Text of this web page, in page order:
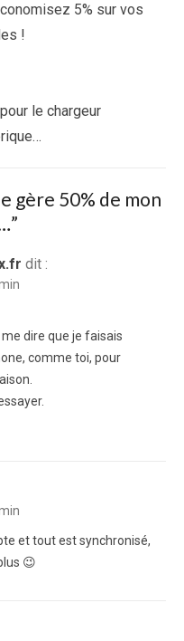
5% sur vos
!
le chargeur
gère 50% de mon
”
dit :
dire que je faisais
comme toi, pour
et tout est synchronisé,
😉